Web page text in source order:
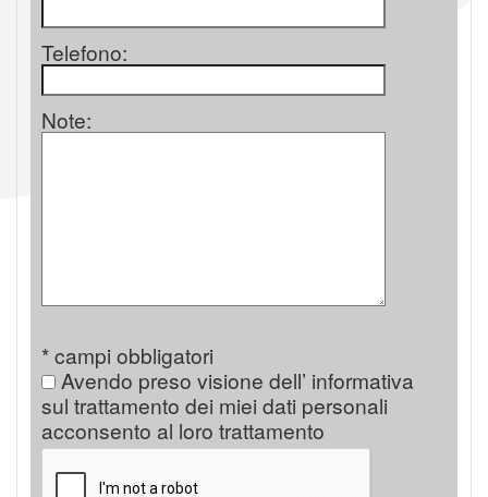
Telefono:
Note:
* campi obbligatori
Avendo preso visione dell’ informativa
sul trattamento dei miei dati personali
acconsento al loro trattamento